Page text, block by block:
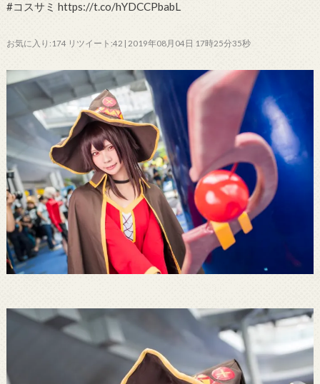
#コスサミ https://t.co/hYDCCPbabL
お気に入り:174 リツイート:42 | 2019年08月04日 17時25分35秒